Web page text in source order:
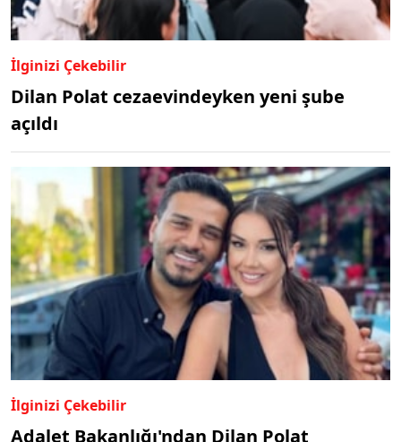
İlginizi Çekebilir
Dilan Polat cezaevindeyken yeni şube
açıldı
İlginizi Çekebilir
Adalet Bakanlığı'ndan Dilan Polat